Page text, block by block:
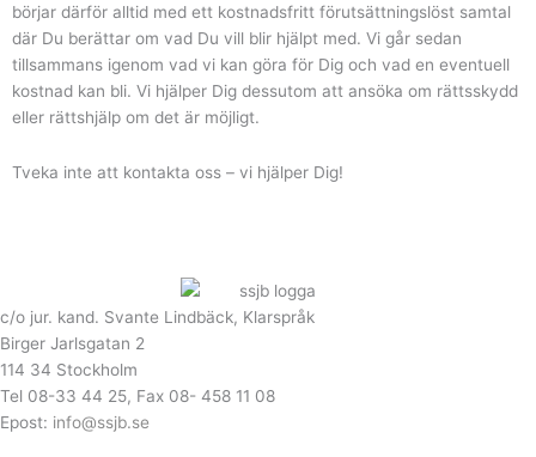
börjar därför alltid med ett kostnadsfritt förutsättningslöst samtal
där Du berättar om vad Du vill blir hjälpt med. Vi går sedan
tillsammans igenom vad vi kan göra för Dig och vad en eventuell
kostnad kan bli. Vi hjälper Dig dessutom att ansöka om rättsskydd
eller rättshjälp om det är möjligt.
Tveka inte att kontakta oss – vi hjälper Dig!
c/o jur. kand. Svante Lindbäck, Klarspråk
Birger Jarlsgatan 2
114 34 Stockholm
Tel 08-33 44 25, Fax 08- 458 11 08
Epost: info@ssjb.se